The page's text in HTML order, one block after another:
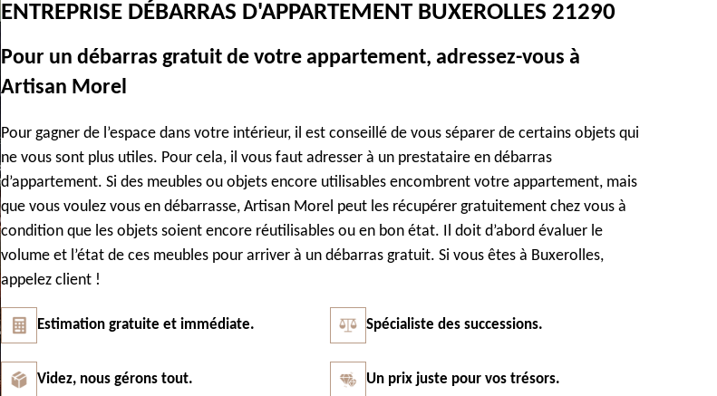
ENTREPRISE DÉBARRAS D'APPARTEMENT BUXEROLLES 21290
Pour un débarras gratuit de votre appartement, adressez-vous à
Artisan Morel
Pour gagner de l’espace dans votre intérieur, il est conseillé de vous séparer de certains objets qui
ne vous sont plus utiles. Pour cela, il vous faut adresser à un prestataire en débarras
d’appartement. Si des meubles ou objets encore utilisables encombrent votre appartement, mais
que vous voulez vous en débarrasse, Artisan Morel peut les récupérer gratuitement chez vous à
condition que les objets soient encore réutilisables ou en bon état. Il doit d’abord évaluer le
volume et l’état de ces meubles pour arriver à un débarras gratuit. Si vous êtes à Buxerolles,
appelez client !
Estimation gratuite et immédiate. Spécialiste des successions.
Videz, nous gérons tout. Un prix juste pour vos trésors.